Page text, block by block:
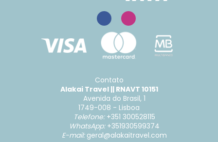
Contato
Alakai Travel || RNAVT 10151
Avenida do Brasil, 1
1749-008 - Lisboa
Telefone: +351 300528115
WhatsApp: +351930599374
E-mail: geral@alakaitravel.com